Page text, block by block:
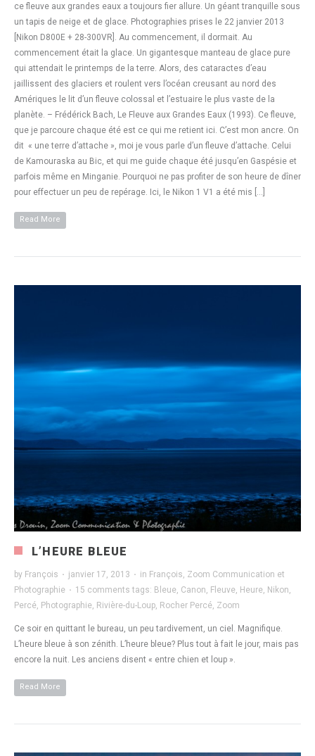
ce fleuve aux grandes eaux a toujours fier allure. Un géant tranquille sous
un tapis de neige et de glace. Photographies prises le 22 janvier 2013
[Nikon D800E + 28-300VR]. Au commencement, il dormait. Au
commencement était la glace. Un gigantesque manteau de glace pure
qui attendait le printemps de la terre. Alors, des cataractes d’eau
jaillissent des glaciers et roulent vers l’océan creusant au nord des
Amériques le lit d’un fleuve colossal et l’estuaire le plus vaste de la
planète. – Frédérick Bach, Le Fleuve aux Grandes Eaux (1993). Ce fleuve,
que je parcoure chaque été est ce qui me retient ici. C’est mon ancre. On
dit « une terre d’attache », moi je vous parle d’un fleuve d’attache. Celui
de Kamouraska au Bic, et qui me guide chaque été jusqu’en Gaspésie et
parfois même en Minganie. Pourquoi ne pas profiter de son heure de dîner
pour effectuer un peu de repérage. Ici, le Nikon 1 V1 a été mis […]
Read More
L’HEURE BLEUE
by François · janvier 17, 2013 · in François, Zoom Communication et
Photographie · 15 comments tags: Bleue, Canon, Fleuve, Heure, Nikon,
Percé, Photographie, Rivière-du-Loup, Rocher Percé, Zoom
Ce soir en quittant le bureau, un peu tardivement, un ciel. Magnifique.
L’heure bleue à son zénith. L’heure bleue? Plus tout à fait le jour, mais pas
encore la nuit. Les anciens disent « entre chien et loup ».
Read More